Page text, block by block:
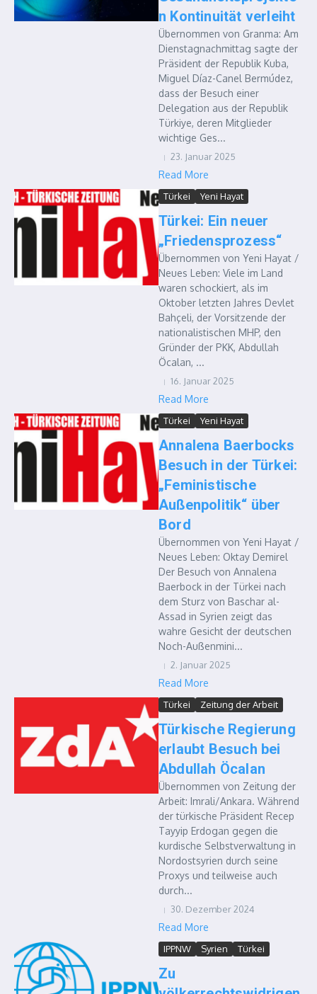
n Kontinuität verleiht
Übernommen von Granma: Am
Dienstagnachmittag sagte der
Präsident der Republik Kuba,
Miguel Díaz-Canel Bermúdez,
dass der Besuch einer
Delegation aus der Republik
Türkiye, deren Mitglieder
wichtige Ges...
23. Januar 2025
Read More
Türkei Yeni Hayat
Türkei: Ein neuer
„Friedensprozess“
Übernommen von Yeni Hayat /
Neues Leben: Viele im Land
waren schockiert, als im
Oktober letzten Jahres Devlet
Bahçeli, der Vorsitzende der
nationalistischen MHP, den
Gründer der PKK, Abdullah
Öcalan, ...
16. Januar 2025
Read More
Türkei Yeni Hayat
Annalena Baerbocks
Besuch in der Türkei:
„Feministische
Außenpolitik“ über
Bord
Übernommen von Yeni Hayat /
Neues Leben: Oktay Demirel
Der Besuch von Annalena
Baerbock in der Türkei nach
dem Sturz von Baschar al-
Assad in Syrien zeigt das
wahre Gesicht der deutschen
Noch-Außenmini...
2. Januar 2025
Read More
Türkei Zeitung der Arbeit
Türkische Regierung
erlaubt Besuch bei
Abdullah Öcalan
Übernommen von Zeitung der
Arbeit: Imrali/Ankara. Während
der türkische Präsident Recep
Tayyip Erdogan gegen die
kurdische Selbstverwaltung in
Nordostsyrien durch seine
Proxys und teilweise auch
durch...
30. Dezember 2024
Read More
IPPNW Syrien Türkei
Zu